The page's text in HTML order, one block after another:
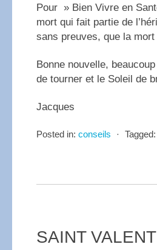
Pour » Bien Vivre en
mort qui fait partie de
sans preuves, que la
Bonne nouvelle,
de tourner et le Soleil de
Jacques
Posted in: conseils ⋅ Tagged:
SAINT